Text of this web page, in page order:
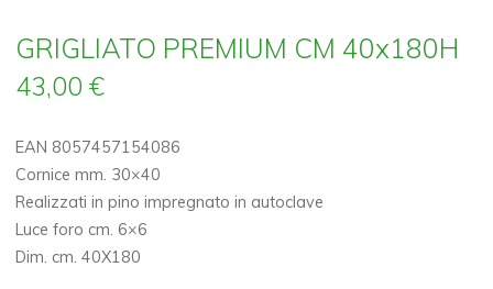
GRIGLIATO PREMIUM CM 40x180H
43,00€
EAN 8057457154086
Cornice mm. 30×40
Realizzati in pino impregnato in autoclave
Luce foro cm. 6×6
Dim. cm. 40X180